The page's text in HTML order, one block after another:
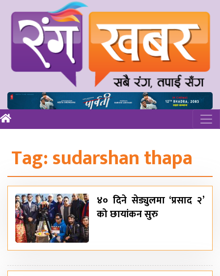
Tag:sudarshan thapa
४० दिने सेड्युलमा ‘प्रसाद २’
को छायांकन सुरु